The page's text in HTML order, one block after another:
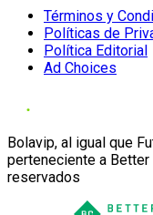
Términos y
Políticas de
Política Editorial
Ad Choices
Bolavip, al igual que
perteneciente a
reservados